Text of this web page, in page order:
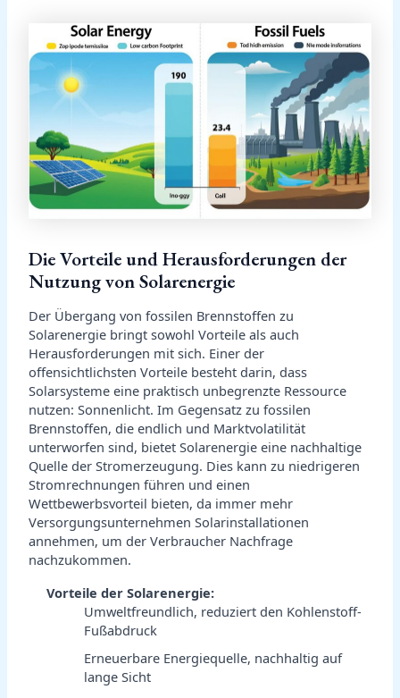
Die Vorteile und Herausforderungen der
Nutzung von Solarenergie
Der Übergang von fossilen Brennstoffen zu
Solarenergie bringt sowohl Vorteile als auch
Herausforderungen mit sich. Einer der
offensichtlichsten Vorteile besteht darin, dass
Solarsysteme eine praktisch unbegrenzte Ressource
nutzen: Sonnenlicht. Im Gegensatz zu fossilen
Brennstoffen, die endlich und Marktvolatilität
unterworfen sind, bietet Solarenergie eine nachhaltige
Quelle der Stromerzeugung. Dies kann zu niedrigeren
Stromrechnungen führen und einen
Wettbewerbsvorteil bieten, da immer mehr
Versorgungsunternehmen Solarinstallationen
annehmen, um der Verbraucher Nachfrage
nachzukommen.
Vorteile der Solarenergie:
Umweltfreundlich, reduziert den Kohlenstoff-
Fußabdruck
Erneuerbare Energiequelle, nachhaltig auf
lange Sicht